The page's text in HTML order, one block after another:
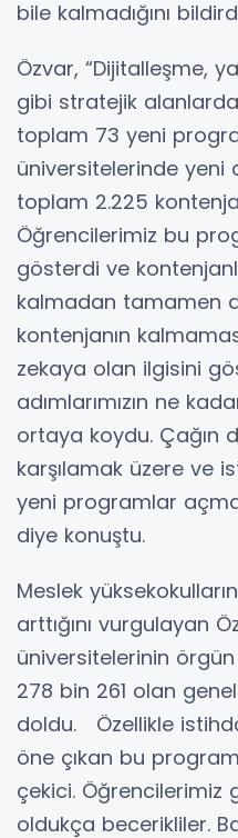
bile kalmadığını
Özvar, “Dijitalleşme,
gibi stratejik
toplam 73 yeni
üniversitelerinde yeni
toplam 2.225
Öğrencilerimiz bu
gösterdi ve
kalmadan tamamen
kontenjanın
zekaya olan ilgisini
adımlarımızın ne
ortaya koydu. Çağın
karşılamak üzere ve
yeni programlar
diye konuştu.
Meslek
arttığını vurgulayan
üniversitelerinin
278 bin 261 olan
doldu. Özellikle
öne çıkan bu
çekici. Öğrencilerimiz
oldukça becerikliler.